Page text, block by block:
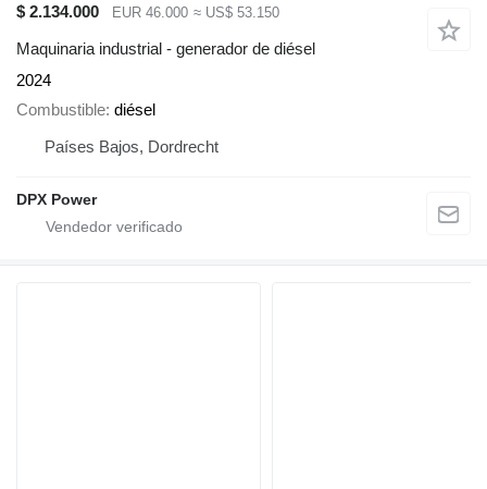
$ 2.134.000 EUR 46.000 ≈ US$ 53.150
Maquinaria industrial - generador de diésel
2024
Combustible diésel
Países Bajos, Dordrecht
DPX Power